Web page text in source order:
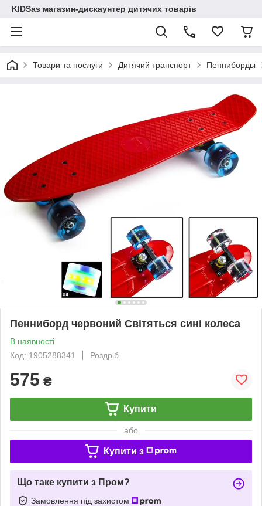
KIDSas магазин-дискаунтер дитячих товарів
Товари та послуги Дитячий транспорт Пенниборды
Пенниборд червоний Світяться сині колеса
В наявності
Код: 1905288341
Роздріб
575 ₴
Купити
або
Купити з
Що таке купити з Пром?
Замовлення під захистом